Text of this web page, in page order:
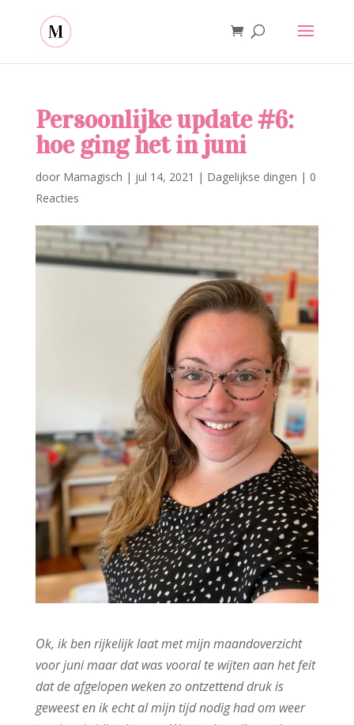
Persoonlijke update #6:
hoe ging het in juni
door Mamagisch | jul 14, 2021 | Dagelijkse dingen | 0
Reacties
Ok, ik ben rijkelijk laat met mijn maandoverzicht
voor juni maar dat was vooral te wijten aan het feit
dat de afgelopen weken zo ontzettend druk is
geweest en ik echt al mijn tijd nodig had om weer